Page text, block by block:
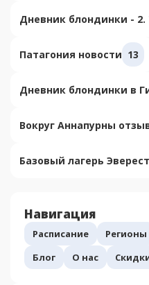
Дневник блондинки - 2.
Патагония новости 13
Дневник блондинки в
Вокруг Аннапурны
Базовый лагерь
Навигация
Расписание Регионы
Блог
О нас